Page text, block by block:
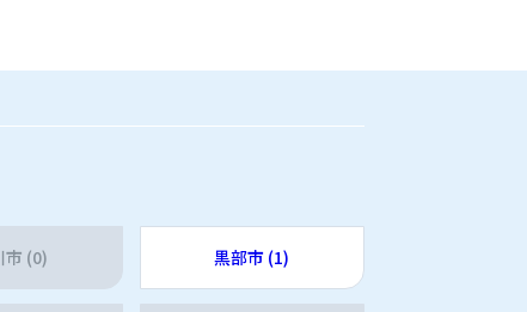
市 (0) 黒部市 (1)